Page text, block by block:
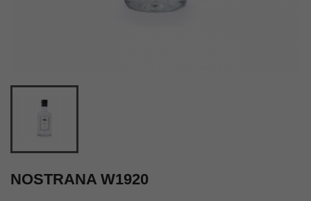
NOSTRANA W1920